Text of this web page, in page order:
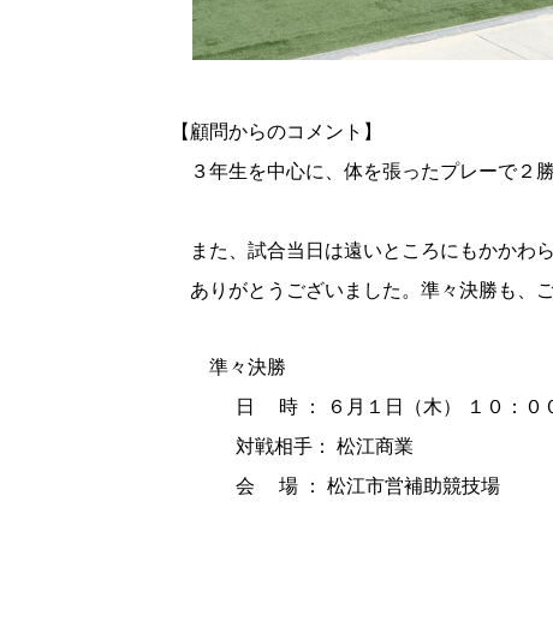
【顧問からのコメント】
３年生を中心に、体を張ったプレーで２
また、試合当日は遠いところにもかかわ
ありがとうございました。準々決勝も、
準々決勝
日 時 ： ６月１日（木） １０：０
対戦相手： 松江商業
会 場 ： 松江市営補助競技場